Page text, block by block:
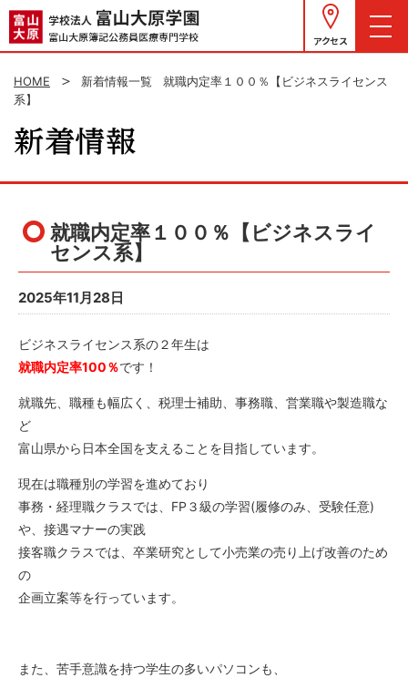
アクセス
HOME 新着情報一覧
就職内定率１００％【ビジネスライセンス
系】
就職内定率１００％【ビジネスライ
センス系】
2025年11月28日
ビジネスライセンス系の２年生は
就職内定率100％です！
就職先、職種も幅広く、税理士補助、事務職、営業職や製造職な
ど
富山県から日本全国を支えることを目指しています。
現在は職種別の学習を進めており
事務・経理職クラスでは、FP３級の学習(履修のみ、受験任意)
や、接遇マナーの実践
接客職クラスでは、卒業研究として小売業の売り上げ改善のため
の
企画立案等を行っています。
また、苦手意識を持つ学生の多いパソコンも、